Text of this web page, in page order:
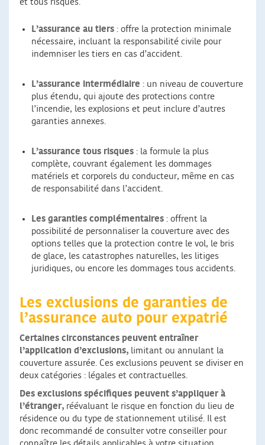
et tous risques.
L’assurance au tiers : offre la protection minimale
nécessaire, incluant la responsabilité civile pour
indemniser les tiers en cas d’accident.
L’assurance intermédiaire : un niveau de couverture
plus étendu, qui ajoute des protections contre
l’incendie, les explosions et peut inclure d’autres
garanties annexes.
L’assurance tous risques : la formule la plus
complète, couvrant également les dommages
matériels et corporels du conducteur, même en cas
de responsabilité dans l’accident.
Les garanties complémentaires : offrent la
possibilité de personnaliser la couverture avec des
options telles que la protection contre le vol, le bris
de glace, les catastrophes naturelles, les litiges
juridiques, ou encore les dommages tous accidents.
Les exclusions de garanties de
l’assurance auto pour expatrié
Certaines circonstances peuvent entraîner
l’application d’exclusions, limitant ou annulant la
couverture assurée. Ces exclusions peuvent se diviser en
deux catégories : légales et contractuelles.
Des exclusions spécifiques peuvent s’appliquer à
l’étranger, réévaluant le risque en fonction du lieu de
résidence ou du type de stationnement utilisé. Il est
donc recommandé de consulter votre conseiller pour